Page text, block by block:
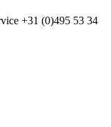
+31 (0)495 53 34